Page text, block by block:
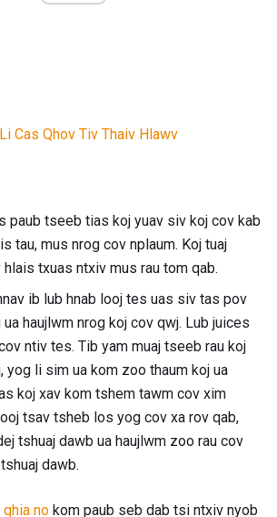
Cas Qhov Tiv Thaiv Hlawv
paub tseeb tias koj yuav siv koj cov kab
tau, mus nrog cov nplaum. Koj tuaj
txuas ntxiv mus rau tom qab.
ib lub hnab looj tes uas siv tas pov
haujlwm nrog koj cov qwj. Lub juices
ntiv tes. Tib yam muaj tseeb rau koj
yog li sim ua kom zoo thaum koj ua
koj xav kom tshem tawm cov xim
tsav tsheb los yog cov xa rov qab,
tshuaj dawb ua haujlwm zoo rau cov
dawb.
qhia no kom paub seb dab tsi ntxiv nyob